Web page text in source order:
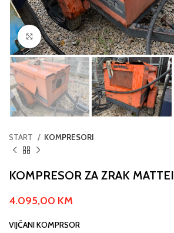
Click to enlarge
START KOMPRESORI
KOMPRESOR ZA ZRAK MATTEI
4.095,00 KM
VIJČANI KOMPRSOR